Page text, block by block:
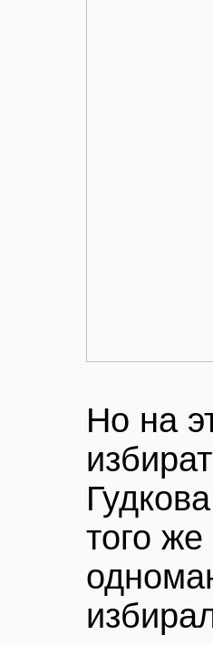
Но на
того